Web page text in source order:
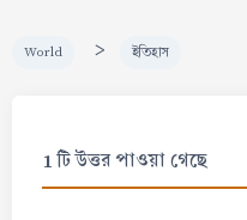
World > ইতিহাস
1 টি উত্তর পাওয়া গেছে